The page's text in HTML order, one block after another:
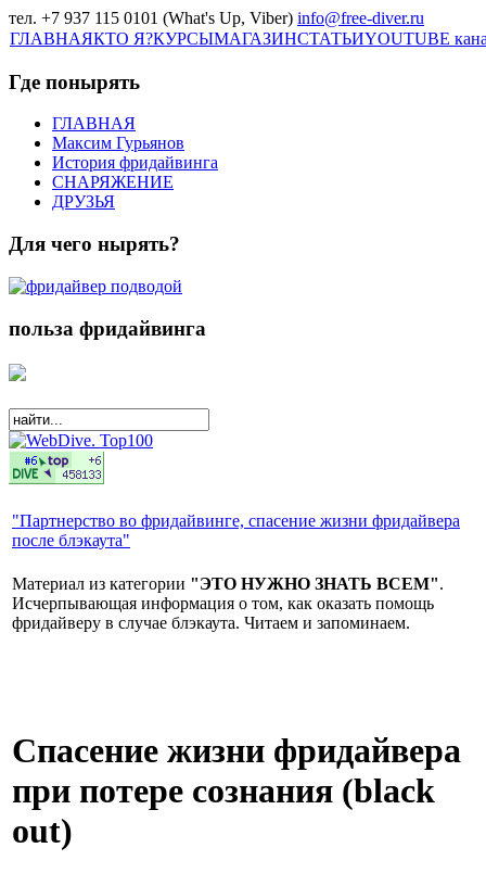
тел. +7 937 115 0101 (What's Up, Viber) info@free-diver.ru
ГЛАВНАЯКТО Я?КУРСЫМАГАЗИНСТАТЬИYOUTUBE
Где понырять
ГЛАВНАЯ
Максим Гурьянов
История фридайвинга
СНАРЯЖЕНИЕ
ДРУЗЬЯ
Для чего нырять?
польза фридайвинга
"Партнерство во фридайвинге, спасение жизни фридайвера
после блэкаута"
Материал из категории "ЭТО НУЖНО ЗНАТЬ ВСЕМ".
Исчерпывающая информация о том, как оказать помощь
фридайверу в случае блэкаута. Читаем и запоминаем.
Спасение жизни фридайвера
при потере сознания (black
out)